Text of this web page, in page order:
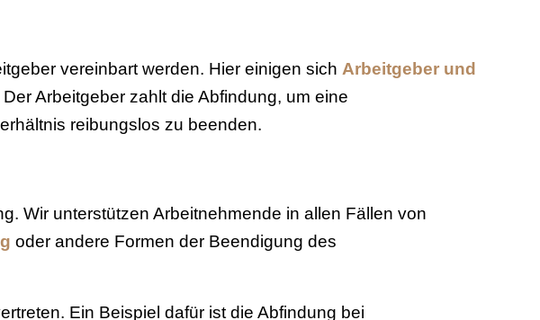
vereinbart werden. Hier einigen sich Arbeitgeber und
Arbeitgeber zahlt die Abfindung, um eine
reibungslos zu beenden.
Wir unterstützen Arbeitnehmende in allen Fällen von
oder andere Formen der Beendigung des
Ein Beispiel dafür ist die Abfindung bei